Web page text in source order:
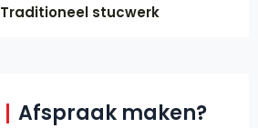
Traditioneel stucwerk
Afspraak maken?